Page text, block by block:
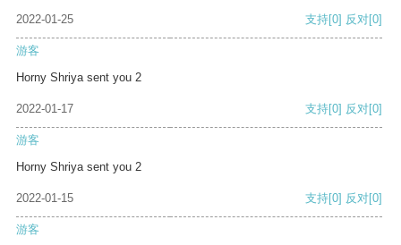
2022-01-25 支持[0] 反对[0]
游客
Horny Shriya sent you 2
2022-01-17 支持[0] 反对[0]
游客
Horny Shriya sent you 2
2022-01-15 支持[0] 反对[0]
游客